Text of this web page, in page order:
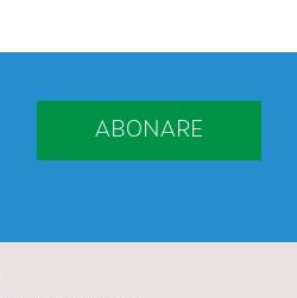
ABONARE